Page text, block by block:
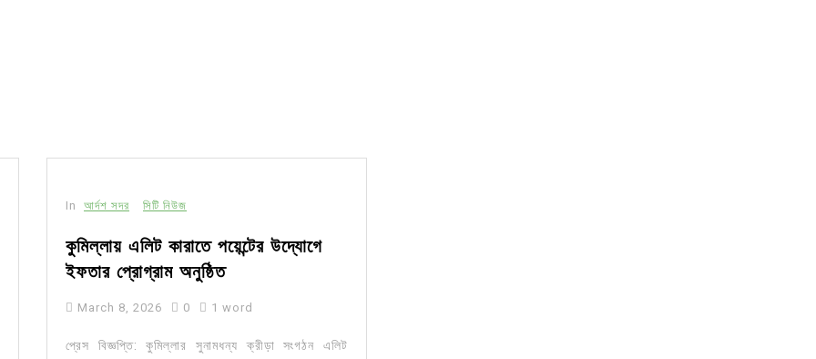
In আর্দশ সদর সিটি নিউজ
কুমিল্লায় এলিট কারাতে পয়েন্টের উদ্যোগে
ইফতার প্রোগ্রাম অনুষ্ঠিত
March 8, 2026 0 1 word
প্রেস বিজ্ঞপ্তি: কুমিল্লার সুনামধন্য ক্রীড়া সংগঠন এলিট